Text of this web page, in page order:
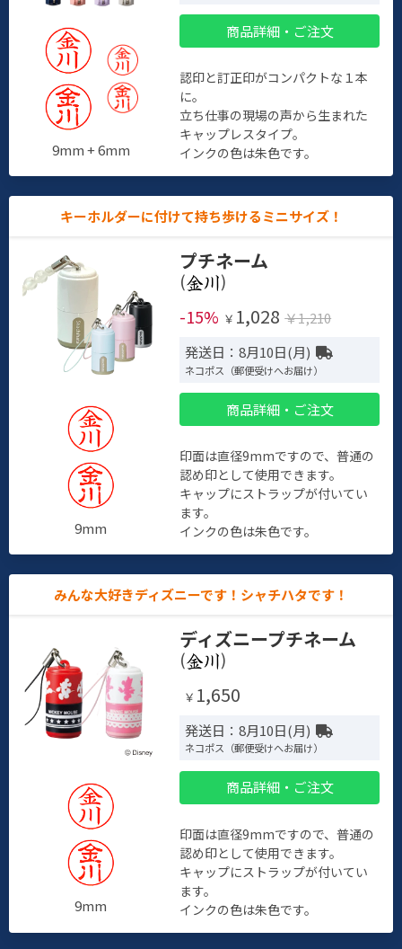
9mm + 6mm
商品詳細・ご注文
認印と訂正印がコンパクトな１本
に。
立ち仕事の現場の声から生まれた
キャップレスタイプ。
インクの色は朱色です。
キーホルダーに付けて持ち歩けるミニサイズ！
9mm
プチネーム
(
)
-15% ￥ 1,028 ￥1,210
発送日：8月10日(月)
ネコポス（郵便受けへお届け）
商品詳細・ご注文
印面は直径9mmですので、普通の
認め印として使用できます。
キャップにストラップが付いてい
ます。
インクの色は朱色です。
みんな大好きディズニーです！シャチハタです！
9mm
ディズニープチネーム
( )
￥ 1,650
発送日：8月10日(月)
ネコポス（郵便受けへお届け）
商品詳細・ご注文
印面は直径9mmですので、普通の
認め印として使用できます。
キャップにストラップが付いてい
ます。
インクの色は朱色です。